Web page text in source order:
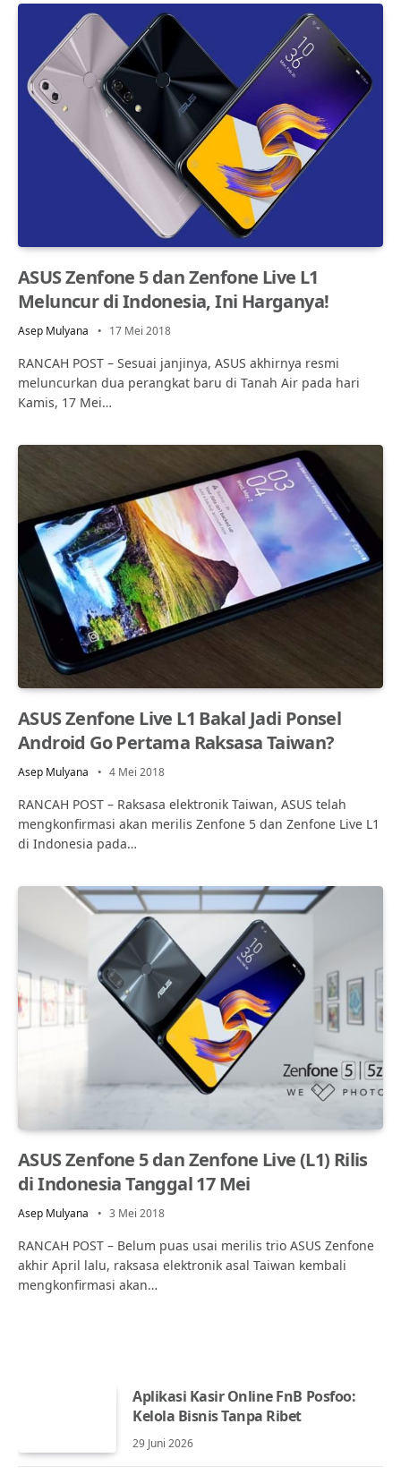
ASUS Zenfone 5 dan Zenfone Live L1
Meluncur di Indonesia, Ini Harganya!
Asep Mulyana 17 Mei 2018
RANCAH POST – Sesuai janjinya, ASUS akhirnya resmi
meluncurkan dua perangkat baru di Tanah Air pada hari
Kamis, 17 Mei…
ASUS Zenfone Live L1 Bakal Jadi Ponsel
Android Go Pertama Raksasa Taiwan?
Asep Mulyana 4 Mei 2018
RANCAH POST – Raksasa elektronik Taiwan, ASUS telah
mengkonfirmasi akan merilis Zenfone 5 dan Zenfone Live L1
di Indonesia pada…
ASUS Zenfone 5 dan Zenfone Live (L1) Rilis
di Indonesia Tanggal 17 Mei
Asep Mulyana 3 Mei 2018
RANCAH POST – Belum puas usai merilis trio ASUS Zenfone
akhir April lalu, raksasa elektronik asal Taiwan kembali
mengkonfirmasi akan…
Aplikasi Kasir Online FnB Posfoo:
Kelola Bisnis Tanpa Ribet
29 Juni 2026